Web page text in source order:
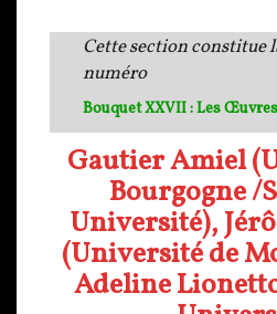
Cette section constitue
numéro
Bouquet XXVII : Les
Gautier Amiel
Bourgogne /
Université),
(Université de
Adeline